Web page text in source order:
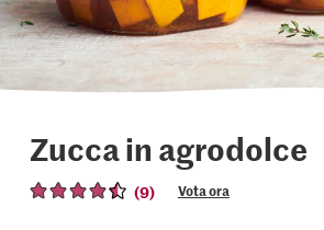
Zucca in agrodolce
(9) Vota ora